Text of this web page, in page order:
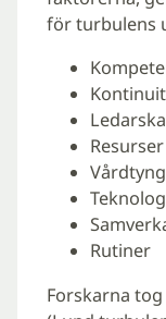
för turbulens
Resurser
Rutiner
Forskarna